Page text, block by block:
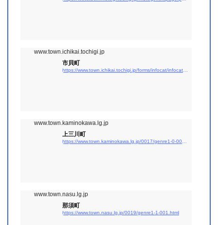
www.town.ichikai.tochigi.jp
市貝町
www.town.kaminokawa.lg.jp
上三川町
www.town.nasu.lg.jp
那須町
https://www.town.nasu.lg.jp/0019/genre1-1-001.html